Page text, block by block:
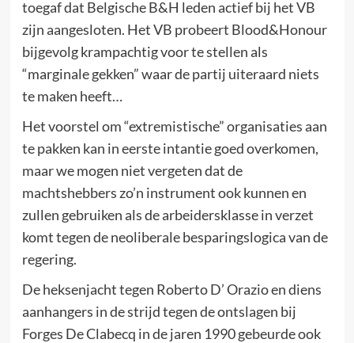
toegaf dat Belgische B&H leden actief bij het VB
zijn aangesloten. Het VB probeert Blood&Honour
bijgevolg krampachtig voor te stellen als
“marginale gekken” waar de partij uiteraard niets
te maken heeft…
Het voorstel om “extremistische” organisaties aan
te pakken kan in eerste intantie goed overkomen,
maar we mogen niet vergeten dat de
machtshebbers zo’n instrument ook kunnen en
zullen gebruiken als de arbeidersklasse in verzet
komt tegen de neoliberale besparingslogica van de
regering.
De heksenjacht tegen Roberto D’ Orazio en diens
aanhangers in de strijd tegen de ontslagen bij
Forges De Clabecq in de jaren 1990 gebeurde ook